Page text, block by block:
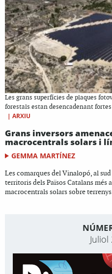
Les grans superfícies de plaques
forestals estan desencadenant
| ARXIU
Grans inversors
macrocentrals solars i
GEMMA MARTÍNEZ
Les comarques del Vinalopó, al
territoris dels Països Catalans més
macrocentrals solars sobre
Juliol